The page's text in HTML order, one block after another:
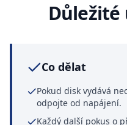
Co dělat
Pokud disk vydává
odpojte od napájení.
Každý další pokus o